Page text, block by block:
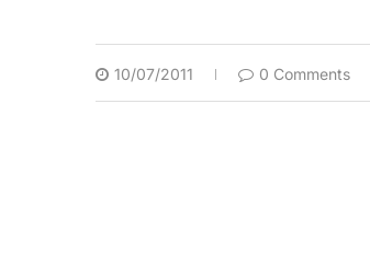
10/07/2011 0 Comments